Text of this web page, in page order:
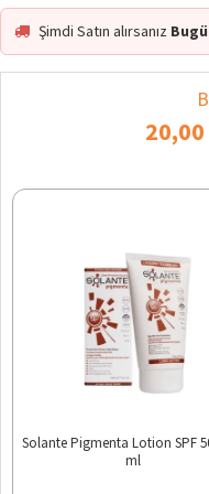
Şimdi Satın alırsanız
20,00
Solante Pigmenta Lotion SPF
ml